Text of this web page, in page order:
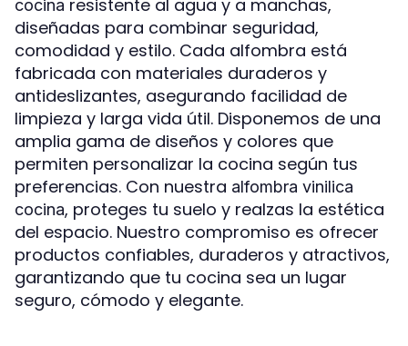
cocina resistente al agua y a manchas,
diseñadas para combinar seguridad,
comodidad y estilo. Cada alfombra está
fabricada con materiales duraderos y
antideslizantes, asegurando facilidad de
limpieza y larga vida útil. Disponemos de una
amplia gama de diseños y colores que
permiten personalizar la cocina según tus
preferencias. Con nuestra alfombra vinilica
cocina, proteges tu suelo y realzas la estética
del espacio. Nuestro compromiso es ofrecer
productos confiables, duraderos y atractivos,
garantizando que tu cocina sea un lugar
seguro, cómodo y elegante.